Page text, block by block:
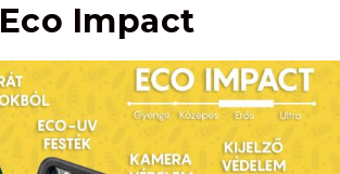
Eco Impact